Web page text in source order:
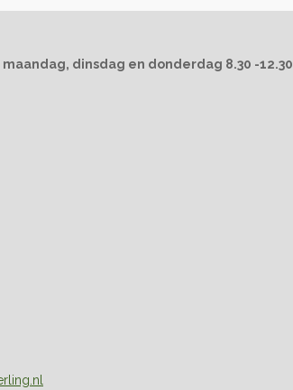
dinsdag en donderdag 8.30 -12.30
14.00 uur
16.30 uur
- 12.00